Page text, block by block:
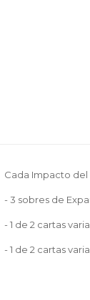
Cada Impacto del
- 3 sobres de
- 1 de 2 cartas
- 1 de 2 cartas